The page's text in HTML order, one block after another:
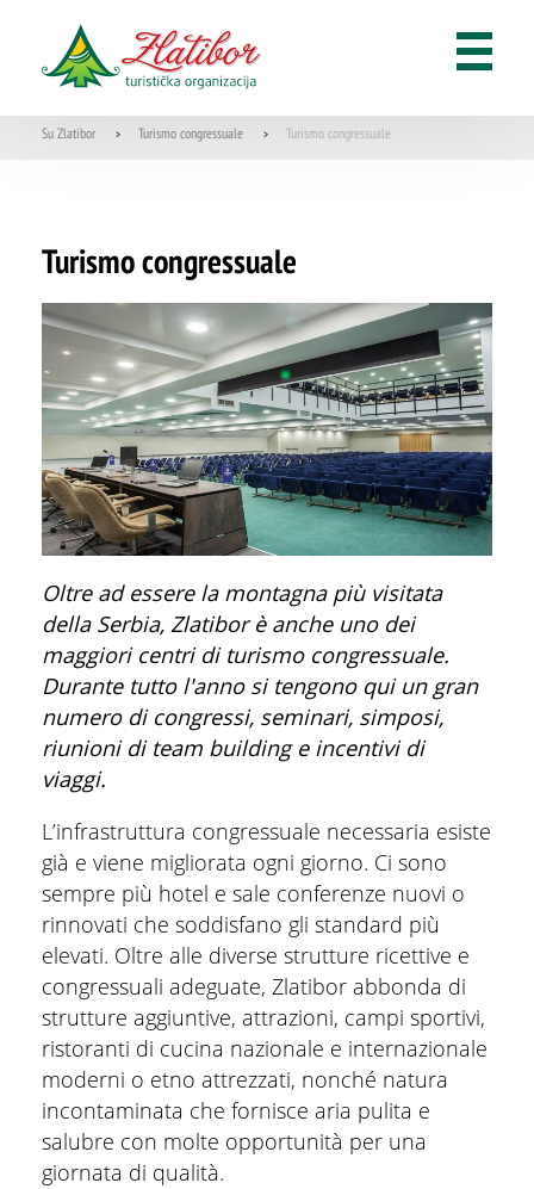
Su Zlatibor > Turismo congressuale > Turismo congressuale
Turismo congressuale
Oltre ad essere la montagna più visitata
della Serbia, Zlatibor è anche uno dei
maggiori centri di turismo congressuale.
Durante tutto l'anno si tengono qui un gran
numero di congressi, seminari, simposi,
riunioni di team building e incentivi di
viaggi.
L’infrastruttura congressuale necessaria esiste
già e viene migliorata ogni giorno. Ci sono
sempre più hotel e sale conferenze nuovi o
rinnovati che soddisfano gli standard più
elevati. Oltre alle diverse strutture ricettive e
congressuali adeguate, Zlatibor abbonda di
strutture aggiuntive, attrazioni, campi sportivi,
ristoranti di cucina nazionale e internazionale
moderni o etno attrezzati, nonché natura
incontaminata che fornisce aria pulita e
salubre con molte opportunità per una
giornata di qualità.